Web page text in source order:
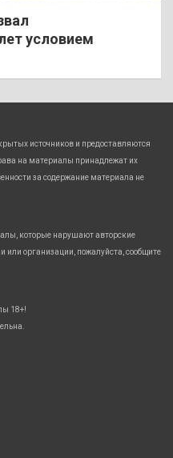
условием
источников и предоставляются
на материалы принадлежат их
за содержание материала не
которые нарушают авторские
организации, пожалуйста, сообщите
18+!